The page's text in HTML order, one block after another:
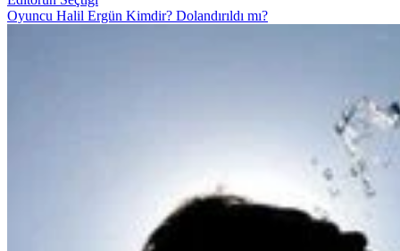
Oyuncu Halil Ergün Kimdir? Dolandırıldı mı?